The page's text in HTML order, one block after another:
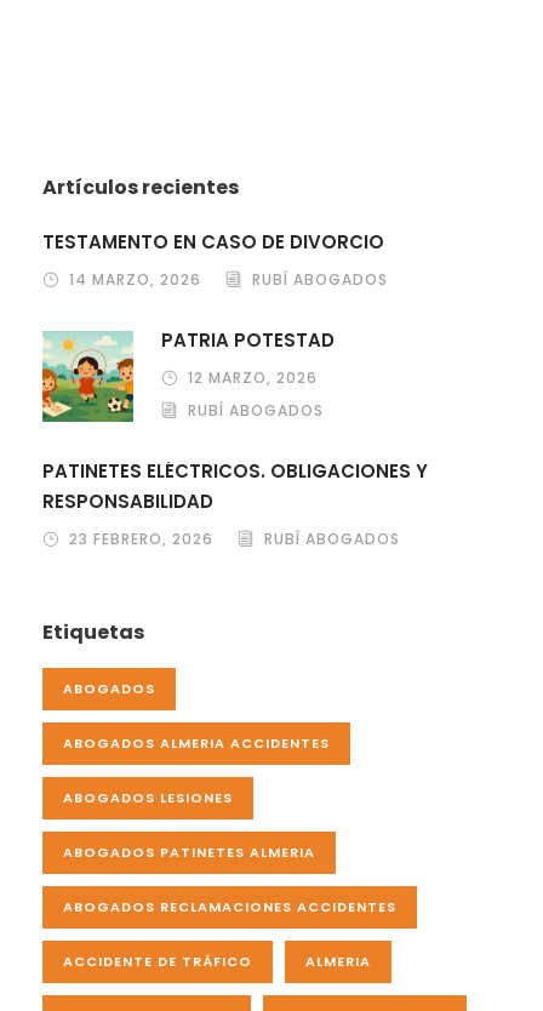
Artículos recientes
TESTAMENTO EN CASO DE DIVORCIO
14 MARZO, 2026 RUBÍ ABOGADOS
PATRIA POTESTAD
12 MARZO, 2026
RUBÍ ABOGADOS
PATINETES ELÉCTRICOS. OBLIGACIONES Y
RESPONSABILIDAD
23 FEBRERO, 2026 RUBÍ ABOGADOS
Etiquetas
ABOGADOS
ABOGADOS ALMERIA ACCIDENTES
ABOGADOS LESIONES
ABOGADOS PATINETES ALMERIA
ABOGADOS RECLAMACIONES ACCIDENTES
ACCIDENTE DE TRÁFICO ALMERIA